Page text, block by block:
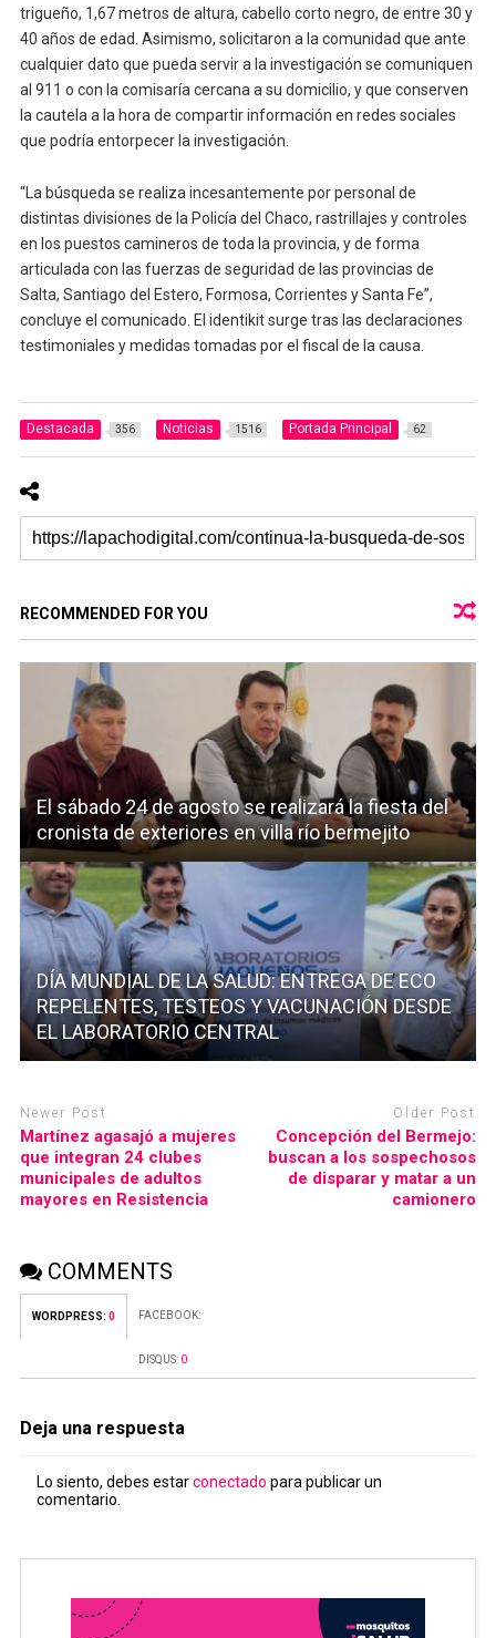
trigueño, 1,67 metros de altura, cabello corto negro, de entre 30 y
40 años de edad. Asimismo, solicitaron a la comunidad que ante
cualquier dato que pueda servir a la investigación se comuniquen
al 911 o con la comisaría cercana a su domicilio, y que conserven
la cautela a la hora de compartir información en redes sociales
que podría entorpecer la investigación.
“La búsqueda se realiza incesantemente por personal de
distintas divisiones de la Policía del Chaco, rastrillajes y controles
en los puestos camineros de toda la provincia, y de forma
articulada con las fuerzas de seguridad de las provincias de
Salta, Santiago del Estero, Formosa, Corrientes y Santa Fe”,
concluye el comunicado. El identikit surge tras las declaraciones
testimoniales y medidas tomadas por el fiscal de la causa.
Destacada 356 Noticias 1516 Portada Principal 62
RECOMMENDED FOR YOU
El sábado 24 de agosto se realizará la fiesta del
cronista de exteriores en villa río bermejito
DÍA MUNDIAL DE LA SALUD: ENTREGA DE ECO
REPELENTES, TESTEOS Y VACUNACIÓN DESDE
EL LABORATORIO CENTRAL
Newer Post
Martínez agasajó a mujeres
que integran 24 clubes
municipales de adultos
mayores en Resistencia
Older Post
Concepción del Bermejo:
buscan a los sospechosos
de disparar y matar a un
camionero
COMMENTS
WORDPRESS: 0 FACEBOOK:
DISQUS: 0
Deja una respuesta
Lo siento, debes estarconectado para publicar un
comentario.